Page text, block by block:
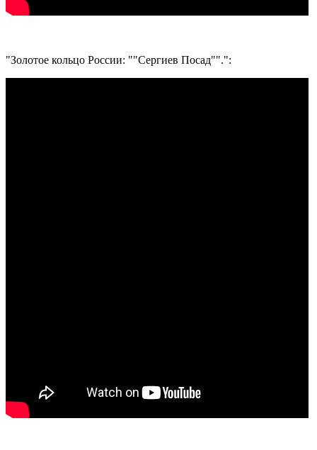
"Золотое кольцо России: ""Сергиев Посад"".":